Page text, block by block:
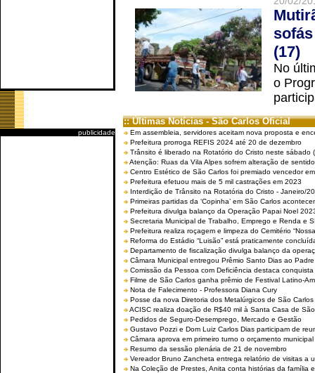
publicidade
(17)
No
o
:: Últimas Notícias - São Carlos Oficial
Em assembleia, servidores aceitam nova proposta e
Prefeitura prorroga REFIS 2024 até 20 de dezembro
Trânsito é liberado na Rotatório do Cristo neste sábado
Atenção: Ruas da Vila Alpes sofrem alteração de
Centro Estético de São Carlos foi premiado vencedor
Prefeitura efetuou mais de 5 mil castrações em 2023
Interdição de Trânsito na Rotatória do Cristo - Janeiro/
Primeiras partidas da ‘Copinha’ em São Carlos
Prefeitura divulga balanço da Operação Papai Noel
Secretaria Municipal de Trabalho, Emprego e Renda e
Prefeitura realiza roçagem e limpeza do Cemitério
Reforma do Estádio “Luisão” está praticamente
Departamento de fiscalização divulga balanço da
Câmara Municipal entregou Prêmio Santo Dias ao
Comissão da Pessoa com Deficiência destaca
Filme de São Carlos ganha prêmio de Festival Latino-
Nota de Falecimento - Professora Diana Cury
Posse da nova Diretoria dos Metalúrgicos de São
ACISC realiza doação de R$40 mil à Santa Casa de
Pedidos de Seguro-Desemprego, Mercado e Gestão
Gustavo Pozzi e Dom Luiz Carlos Dias participam de
Câmara aprova em primeiro turno o orçamento
Resumo da sessão plenária de 21 de novembro
Vereador Bruno Zancheta entrega relatório de visitas a
Na Coleção de Prestes, Anita conta histórias da família